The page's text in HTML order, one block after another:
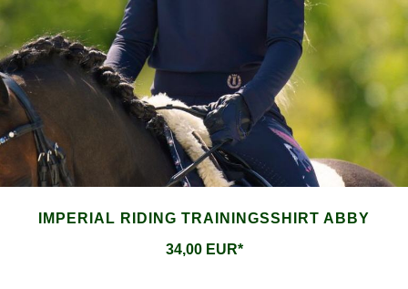
IMPERIAL RIDING TRAININGSSHIRT ABBY
34,00 EUR*